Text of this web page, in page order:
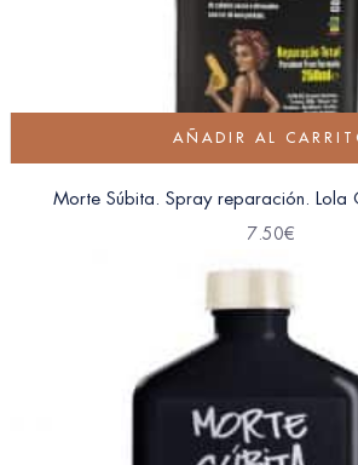
AÑADIR AL
Morte Súbita. Spray reparación. Lola
7.50€